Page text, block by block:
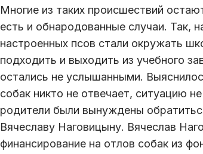
Многие из таких происшествий
есть и обнародованные случаи. Так,
настроенных псов стали окружать
подходить и выходить из учебного
остались не услышанными.
собак никто не отвечает, ситуацию
родители были вынуждены
Вячеславу Наговицыну. Вячеслав
финансирование на отлов собак из